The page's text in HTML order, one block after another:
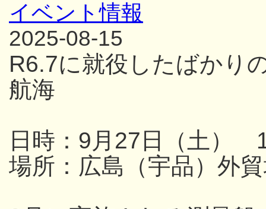
イベント情報
2025-08-15
R6.7に就役したばかり
航海
日時：9月27日（土）
場所：広島（宇品）外